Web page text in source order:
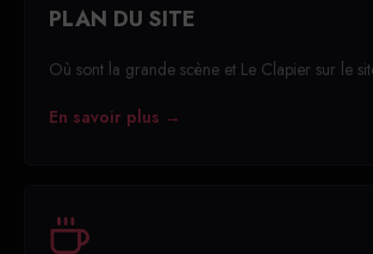
PLAN DU SITE
Où sont la grande scène et Le Clapier sur le
En savoir plus →